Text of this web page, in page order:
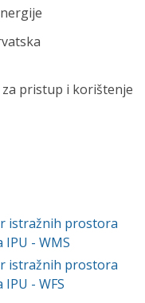
pristup i korištenje
istražnih prostora
- WMS
istražnih prostora
- WFS